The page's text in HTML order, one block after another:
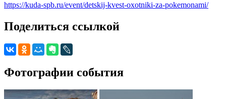
https://kuda-spb.ru/event/detskij-kvest-oxotniki-za-pokemonami/
Поделиться ссылкой
Фотографии события